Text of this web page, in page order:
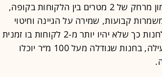
הצהרת בריאות ומדידת חום לנכנסים, סימון מרחק של 2 מטרים בין הלקוחות בקופה,
קבועות, שמירה על הגיינה וחיטוי
באופן תדיר, הגבלה של מספר הנכנסים לחנות כך שלא יהיו יותר מ-2 לקוחות בו זמנית
בחנות או 2 לקוחות לכל קופה רושמת פעילה, בחנות שגודלה מעל 100 מ״ר יוכלו